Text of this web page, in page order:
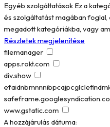
Egyéb szolgáltatások Ez a
és szolgáltatást magában
megadott kategóriákba, vagy
Részletek megjelenítése
filemanager
apps.rokt.com
div.show
www.gstatic.com
A hozzájárulás dátuma: